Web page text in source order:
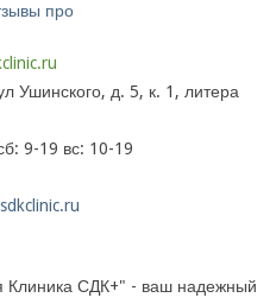
Ушинского, д. 5, к. 1, литера
9-19 вс: 10-19
Клиника СДК+" - ваш надежный